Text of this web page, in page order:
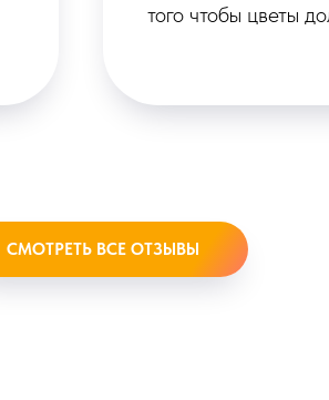
настроение. Мне
СМОТРЕТЬ ВСЕ ОТЗЫВЫ